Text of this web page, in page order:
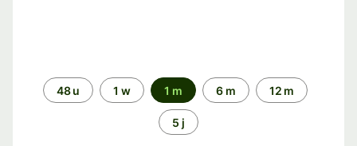
Periode48 u 1 w 1 m 6 m 12 m
5 j